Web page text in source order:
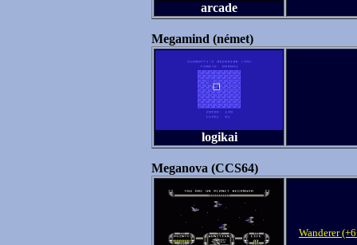
arcade
Megamind (német)
logikai
Meganova (CCS64)
Wanderer